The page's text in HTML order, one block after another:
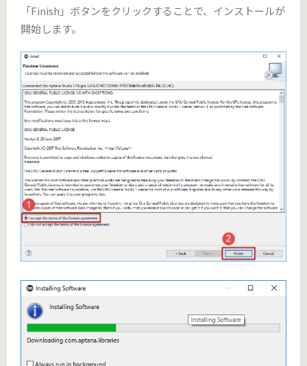
「Finish」ボタンをクリックすることで、インストールが
開始します。